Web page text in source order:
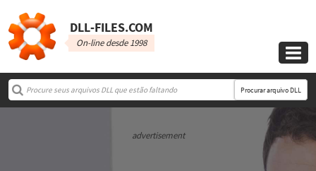
DLL‑FILES.COM
On-line desde 1998

Procurar arquivo DLL
advertisement